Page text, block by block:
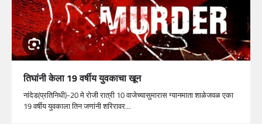
तिघांनी केला 19 वर्षीय युवकाचा खून
नांदेड(प्रतिनिधी)-20 मे रोजी रात्री 10 वाजेच्यासुमारास ग्यानमाता शाळेजवळ एका
19 वर्षीय युवकाला तिन जणांनी शरिरावर…